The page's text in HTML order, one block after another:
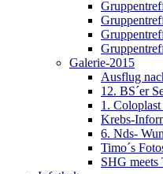
Galerie-2015
Ausflug
12. BS´er
1.
Krebs-
6. Nds-
Timo´s
SHG meets